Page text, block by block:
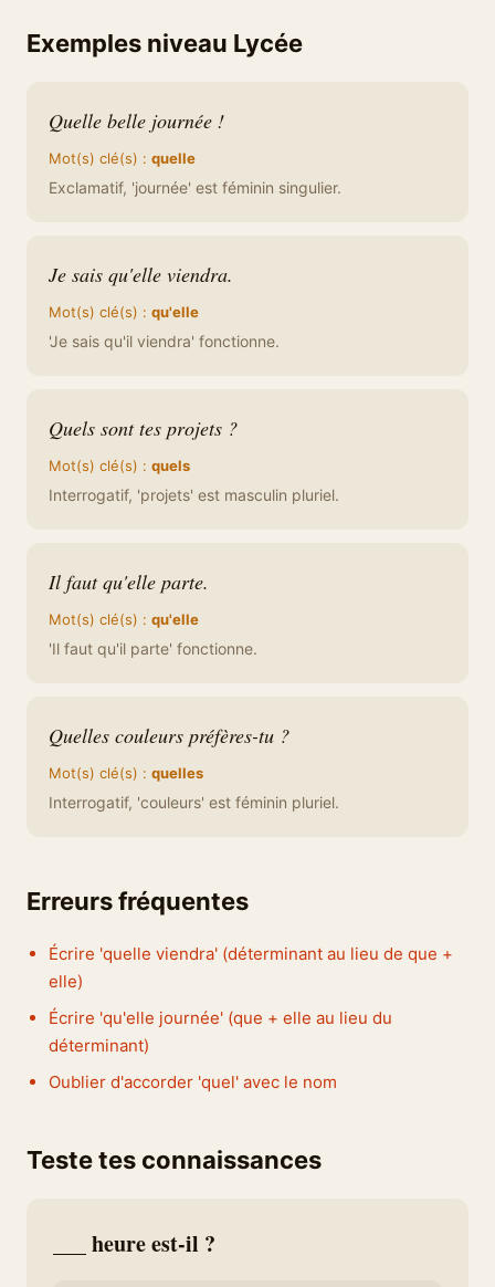
Exemples niveau Lycée
Quelle belle journée !
Mot(s) clé(s) : quelle
Exclamatif, 'journée' est féminin singulier.
Je sais qu'elle viendra.
Mot(s) clé(s) : qu'elle
'Je sais qu'il viendra' fonctionne.
Quels sont tes projets ?
Mot(s) clé(s) : quels
Interrogatif, 'projets' est masculin pluriel.
Il faut qu'elle parte.
Mot(s) clé(s) : qu'elle
'Il faut qu'il parte' fonctionne.
Quelles couleurs préfères-tu ?
Mot(s) clé(s) : quelles
Interrogatif, 'couleurs' est féminin pluriel.
Erreurs fréquentes
Écrire 'quelle viendra' (déterminant au lieu de que +
elle)
Écrire 'qu'elle journée' (que + elle au lieu du
déterminant)
Oublier d'accorder 'quel' avec le nom
Teste tes connaissances
___ heure est-il ?